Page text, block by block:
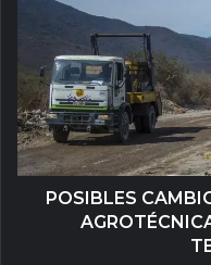
POSIBLES